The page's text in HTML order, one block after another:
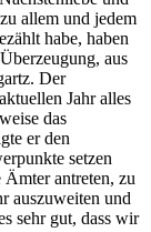
allem und jedem
habe, haben
aus
Der
Jahr alles
das
er den
setzen
antreten, zu
auszuweiten und
sehr gut, dass wir